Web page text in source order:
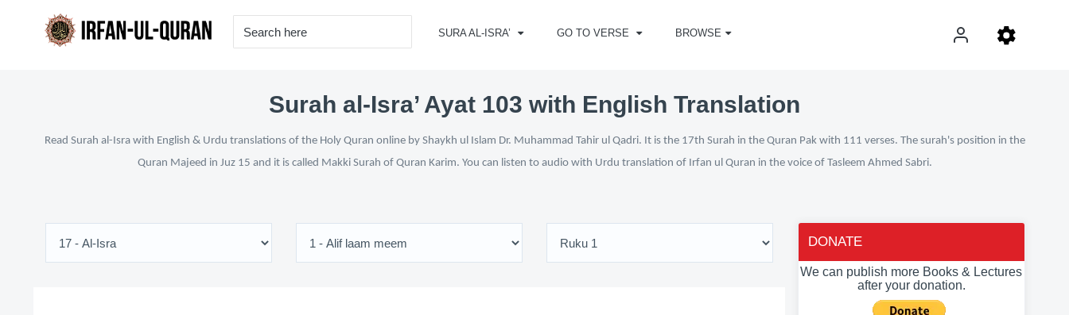
SURA AL-ISRA’ GO TO VERSE BROWSE
Surah al-Isra’ Ayat 103 with English Translation
Read Surah al-Isra with English & Urdu translations of the Holy Quran online by Shaykh ul Islam Dr. Muhammad Tahir ul Qadri. It is the 17th Surah in the Quran Pak with 111 verses. The surah's position in the
Quran Majeed in Juz 15 and it is called Makki Surah of Quran Karim. You can listen to audio with Urdu translation of Irfan ul Quran in the voice of Tasleem Ahmed Sabri.
DONATE
We can publish more Books & Lectures
after your donation.